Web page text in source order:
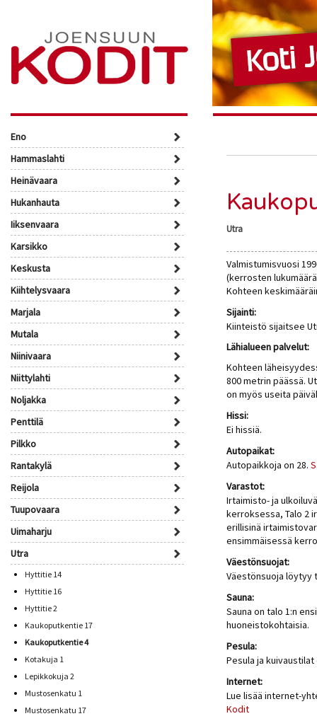
Eno
Hammaslahti
Heinävaara
Hukanhauta
Iiksenvaara
Karsikko
Keskusta
Kiihtelysvaara
Marjala
Mutala
Niinivaara
Niittylahti
Noljakka
Penttilä
Pilkko
Rantakylä
Reijola
Tuupovaara
Uimaharju
Utra
Hyttitie 14
Hyttitie 16
Hyttitie 2
Kaukoputkentie 17
Kaukoputkentie 4
Kotakuja 1
Lepikkokuja 2
Mustosenkatu 1
Mustosenkatu 17
Utra
Valmistumisvuosi
(kerrosten
Kohteen
Sijainti:
Kiinteistö sijaitsee
Lähialueen palvelut:
Kohteen
800 metrin päässä.
on myös useita
Hissi:
Ei hissiä.
Autopaikat:
Autopaikkoja on 28.
Varastot:
Irtaimisto- ja
kerroksessa, Talo 2
erillisinä
ensimmäisessä
Väestönsuojat:
Väestönsuoja löytyy
Sauna:
Sauna on talo 1:n
huoneistokohtaisia.
Pesula:
Pesula ja
Internet:
Lue lisää internet-
Kodit